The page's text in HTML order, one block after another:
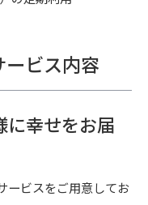
ビス内容
に幸せをお届
ービスをご用意してお